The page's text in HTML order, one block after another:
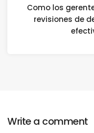
Como los
revisiones de
Write a comment